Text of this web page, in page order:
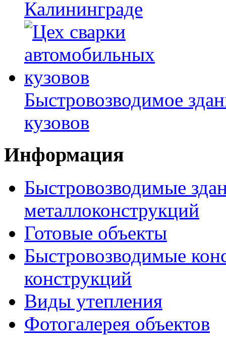
Калининграде
Быстровозводимое
кузовов
Информация
Быстровозводимые
металлоконструкций
Готовые объекты
Быстровозводимые
конструкций
Виды утепления
Фотогалерея объектов